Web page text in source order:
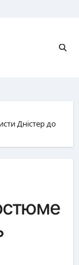
Дністер до